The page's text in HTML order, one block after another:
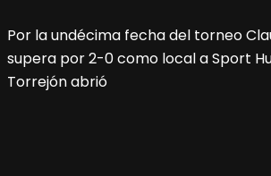
Por la undécima fecha del torneo
supera por 2-0 como local a Sport
Torrejón abrió